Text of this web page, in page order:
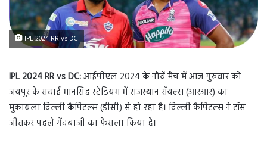
IPL 2024 RR vs DC
IPL 2024 RR vs DC:आईपीएल 2024 के नौवें मैच में आज गुरुवार को
जयपुर के सवाई मानसिंह स्टेडियम में राजस्थान रॉयल्स (आरआर) का
मुकाबला दिल्ली कैपिटल्स (डीसी) से हो रहा है। दिल्ली कैपिटल्स ने टॉस
जीतकर पहले गेंदबाजी का फैसला किया है।